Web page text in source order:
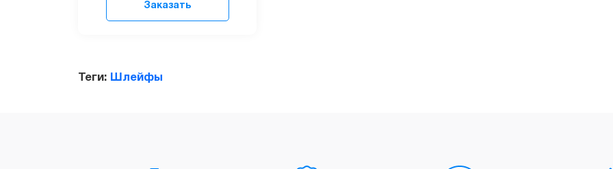
Заказать
Теги: Шлейфы